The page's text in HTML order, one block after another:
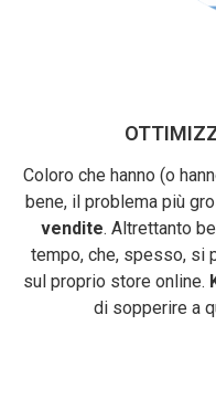
Coloro che hanno (o
bene, il problema più
vendite. Altrettanto
tempo, che, spesso, si
sul proprio store online.
di sopperire a